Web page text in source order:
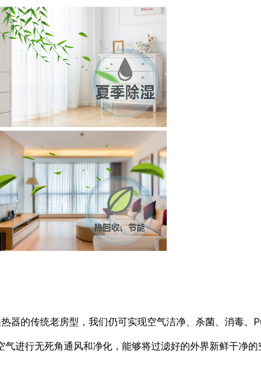
器的传统老房型，我们仍可实现空气洁净、杀菌、消毒。
进行无死角通风和净化，能够将过滤好的外界新鲜干净的